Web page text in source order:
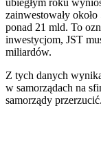
ubiegłym roku
zainwestowały
ponad 21 mld. To
inwestycjom, JST
miliardów.
Z tych danych
w samorządach na
samorządy